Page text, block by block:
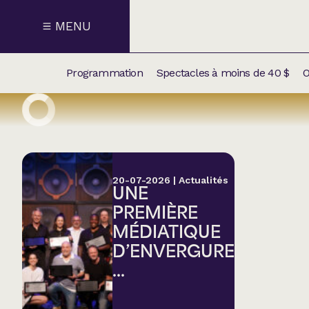
MENU
NOS
Humour
Programmation Spectacles à moins de 40 $
20-07-2026 | Actualités
UNE
PREMIÈRE
MÉDIATIQUE
D’ENVERGURE
...